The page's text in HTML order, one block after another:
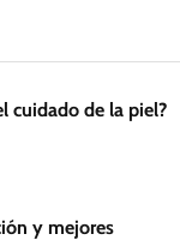
cuidado de la piel?
y mejores